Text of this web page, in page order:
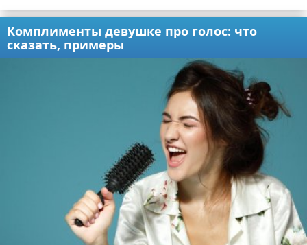
Комплименты девушке про голос: что
сказать, примеры